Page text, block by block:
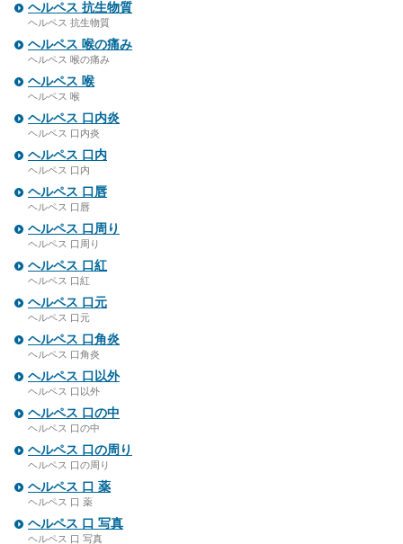
ヘルペス 抗生物質
ヘルペス 抗生物質
ヘルペス 喉の痛み
ヘルペス 喉の痛み
ヘルペス 喉
ヘルペス 喉
ヘルペス 口内炎
ヘルペス 口内炎
ヘルペス 口内
ヘルペス 口内
ヘルペス 口唇
ヘルペス 口唇
ヘルペス 口周り
ヘルペス 口周り
ヘルペス 口紅
ヘルペス 口紅
ヘルペス 口元
ヘルペス 口元
ヘルペス 口角炎
ヘルペス 口角炎
ヘルペス 口以外
ヘルペス 口以外
ヘルペス 口の中
ヘルペス 口の中
ヘルペス 口の周り
ヘルペス 口の周り
ヘルペス 口 薬
ヘルペス 口 薬
ヘルペス 口 写真
ヘルペス 口 写真